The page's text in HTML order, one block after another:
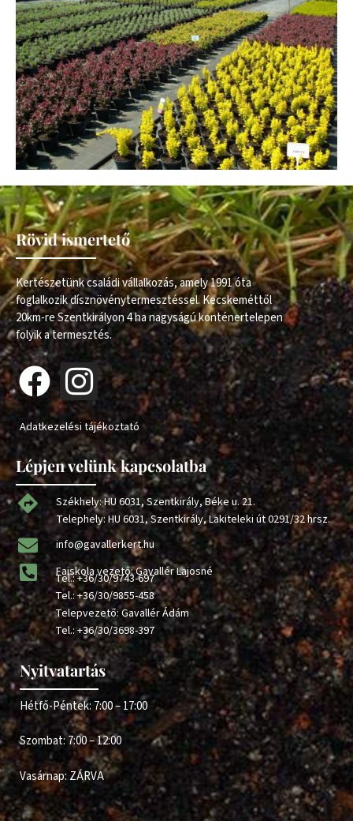
Rövid ismertető
Kertészetünk családi vállalkozás, amely 1991 óta
foglalkozik dísznövénytermesztéssel. Kecskeméttől
20km-re Szentkirályon 4 ha nagyságú konténertelepen
folyik a termesztés.
Adatkezelési tájékoztató
Lépjen velünk kapcsolatba
Székhely: HU 6031, Szentkirály, Béke u. 21.
Telephely: HU 6031, Szentkirály, Lakiteleki út 0291/32 hrsz.
info@gavallerkert.hu
Faiskola vezető: Gavallér Lajosné
Tel.:+36/30/9743-697
Tel.:+36/30/9855-458
Telepvezető: Gavallér Ádám
Tel.:+36/30/3698-397
Nyitvatartás
Hétfő-Péntek: 7:00 – 17:00
Szombat: 7:00 – 12:00
Vasárnap: ZÁRVA